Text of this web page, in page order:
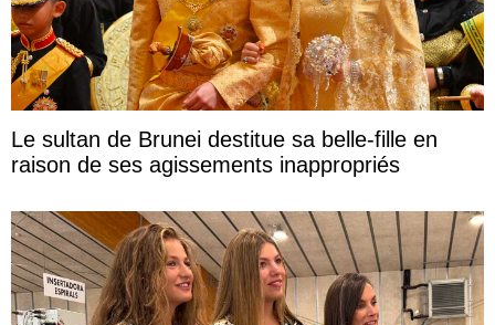
Le sultan de Brunei destitue sa belle-fille en
raison de ses agissements inappropriés